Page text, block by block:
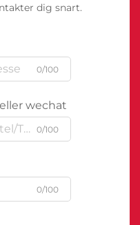
dig snart.
0/100
wechat
0/100
0/100